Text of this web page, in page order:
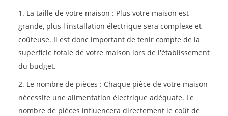
1. La taille de votre maison : Plus votre maison est
grande, plus l'installation électrique sera complexe et
coûteuse. Il est donc important de tenir compte de la
superficie totale de votre maison lors de l'établissement
du budget.
2. Le nombre de pièces : Chaque pièce de votre maison
nécessite une alimentation électrique adéquate. Le
nombre de pièces influencera directement le coût de